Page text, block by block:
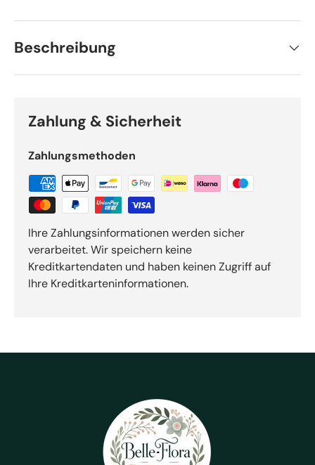
Beschreibung
Zahlung & Sicherheit
Zahlungsmethoden
Ihre Zahlungsinformationen werden sicher
verarbeitet. Wir speichern keine
Kreditkartendaten und haben keinen Zugriff auf
Ihre Kreditkarteninformationen.